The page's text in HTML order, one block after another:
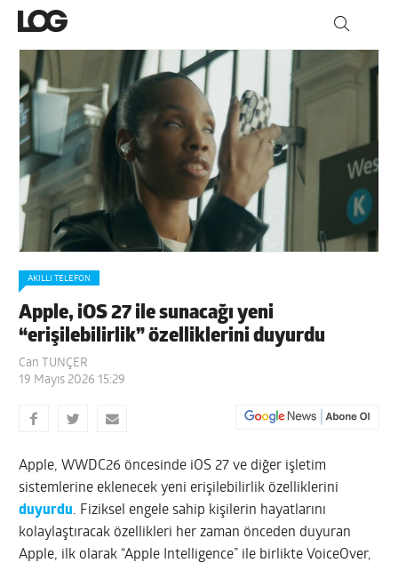
AKILLI TELEFON
Apple, iOS 27 ile sunacağı yeni
“erişilebilirlik” özelliklerini duyurdu
Can TUNÇER
19 Mayıs 2026 15:29
Apple, WWDC26 öncesinde iOS 27 ve diğer işletim
sistemlerine eklenecek yeni erişilebilirlik özelliklerini
duyurdu. Fiziksel engele sahip kişilerin hayatlarını
kolaylaştıracak özellikleri her zaman önceden duyuran
Apple, ilk olarak “Apple Intelligence” ile birlikte VoiceOver,